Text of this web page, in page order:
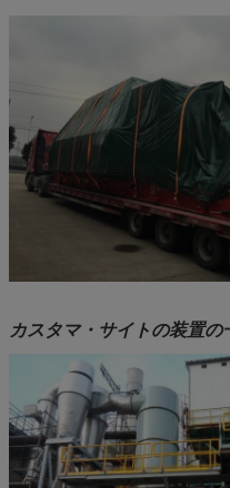
カスタマ・サイトの装置の